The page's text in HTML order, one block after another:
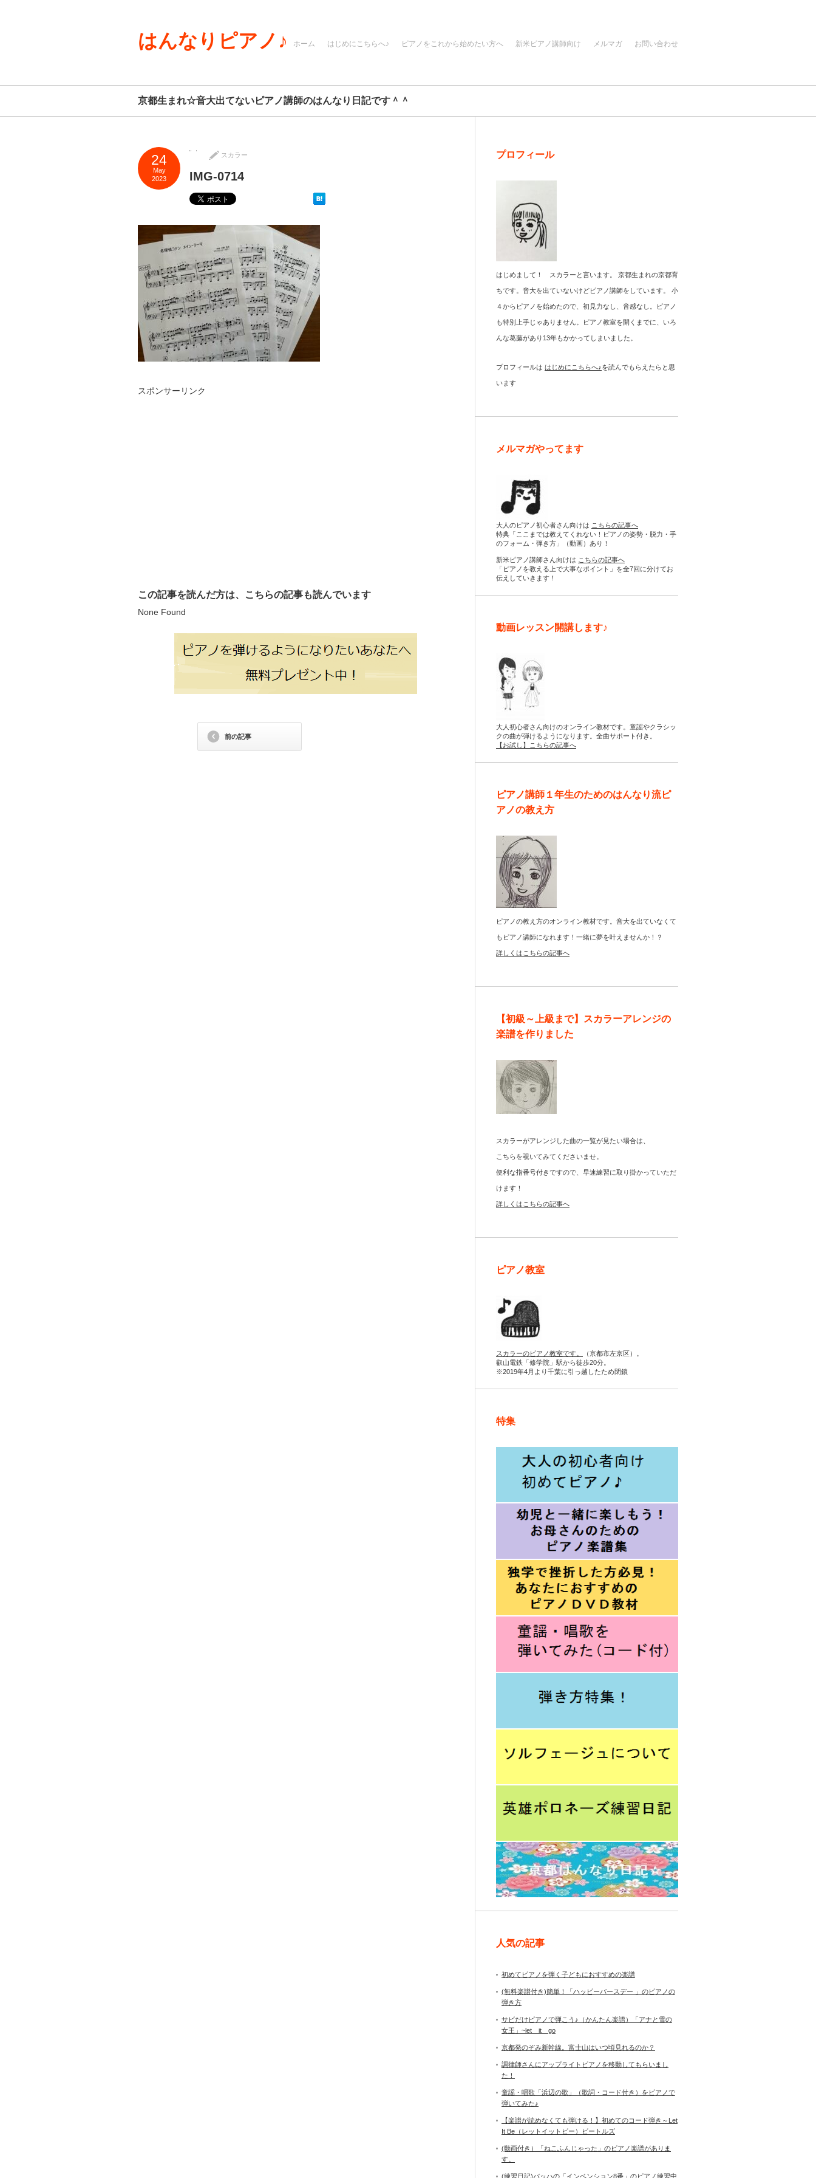
はんなりピアノ♪ ホーム はじめにこちらへ♪ ピアノをこれから始めたい方へ 新米ピアノ講師向け メルマガ お問い合わせ
京都生まれ☆音大出てないピアノ講師のはんなり日記です＾＾
24
May
2023
スカラー
IMG-0714
スポンサーリンク
この記事を読んだ方は、こちらの記事も読んでいます
None Found
前の記事
プロフィール
はじめまして！ スカラーと言います。 京都生まれの京都育
ちです。音大を出ていないけどピアノ講師をしています。 小
４からピアノを始めたので、初見力なし、音感なし。ピアノ
も特別上手じゃありません。ピアノ教室を開くまでに、いろ
んな葛藤があり13年もかかってしまいました。
プロフィールは はじめにこちらへ♪を読んでもらえたらと思
います
メルマガやってます
大人のピアノ初心者さん向けは こちらの記事へ
特典「ここまでは教えてくれない！ピアノの姿勢・脱力・手
のフォーム・弾き方」（動画）あり！
新米ピアノ講師さん向けは こちらの記事へ
「ピアノを教える上で大事なポイント」を全7回に分けてお
伝えしていきます！
動画レッスン開講します♪
大人初心者さん向けのオンライン教材です。童謡やクラシッ
クの曲が弾けるようになります。全曲サポート付き。
【お試し】こちらの記事へ
ピアノ講師１年生のためのはんなり流ピ
アノの教え方
ピアノの教え方のオンライン教材です。音大を出ていなくて
もピアノ講師になれます！一緒に夢を叶えませんか！？
詳しくはこちらの記事へ
【初級～上級まで】スカラーアレンジの
楽譜を作りました
スカラーがアレンジした曲の一覧が見たい場合は、
こちらを覗いてみてくださいませ。
便利な指番号付きですので、早速練習に取り掛かっていただ
けます！
詳しくはこちらの記事へ
ピアノ教室
スカラーのピアノ教室です。
（京都市左京区）。
叡山電鉄「修学院」駅から徒歩20分。
※2019年4月より千葉に引っ越したため閉鎖
特集
人気の記事
初めてピアノを弾く子どもにおすすめの楽譜
(無料楽譜付き)簡単！「ハッピーバースデー 」のピアノの
弾き方
サビだけピアノで弾こう♪（かんたん楽譜）「アナと雪の
女王」~let it go
京都発のぞみ新幹線。富士山はいつ頃見れるのか？
調律師さんにアップライトピアノを移動してもらいまし
た！
童謡・唱歌「浜辺の歌」（歌詞・コード付き）をピアノで
弾いてみた♪
【楽譜が読めなくても弾ける！】初めてのコード弾き～Let
It Be（レットイットビー）ビートルズ
(動画付き）「ねこふんじゃった」のピアノ楽譜がありま
す。
(練習日記)バッハの「インベンション8番」のピアノ練習中